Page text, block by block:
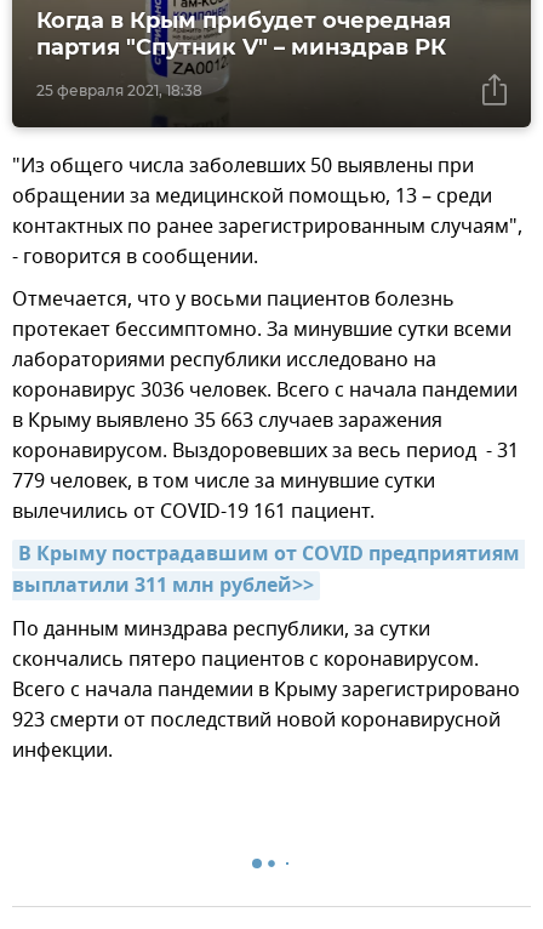
25 февраля 2021, 18:38
Когда в Крым прибудет очередная
партия "Спутник V" – минздрав РК
"Из общего числа заболевших 50 выявлены при
обращении за медицинской помощью, 13 – среди
контактных по ранее зарегистрированным случаям",
- говорится в сообщении.
Отмечается, что у восьми пациентов болезнь
протекает бессимптомно. За минувшие сутки всеми
лабораториями республики исследовано на
коронавирус 3036 человек. Всего с начала пандемии
в Крыму выявлено 35 663 случаев заражения
коронавирусом. Выздоровевших за весь период - 31
779 человек, в том числе за минувшие сутки
вылечились от COVID-19 161 пациент.
В Крыму пострадавшим от COVID предприятиям
выплатили 311 млн рублей>>
По данным минздрава республики, за сутки
скончались пятеро пациентов с коронавирусом.
Всего с начала пандемии в Крыму зарегистрировано
923 смерти от последствий новой коронавирусной
инфекции.